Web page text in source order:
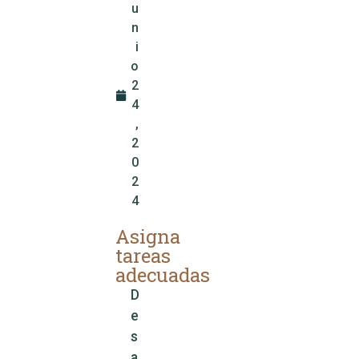
u
n
i
o
2
4
,
2
0
2
4
Asigna
tareas
adecuadas
D
e
s